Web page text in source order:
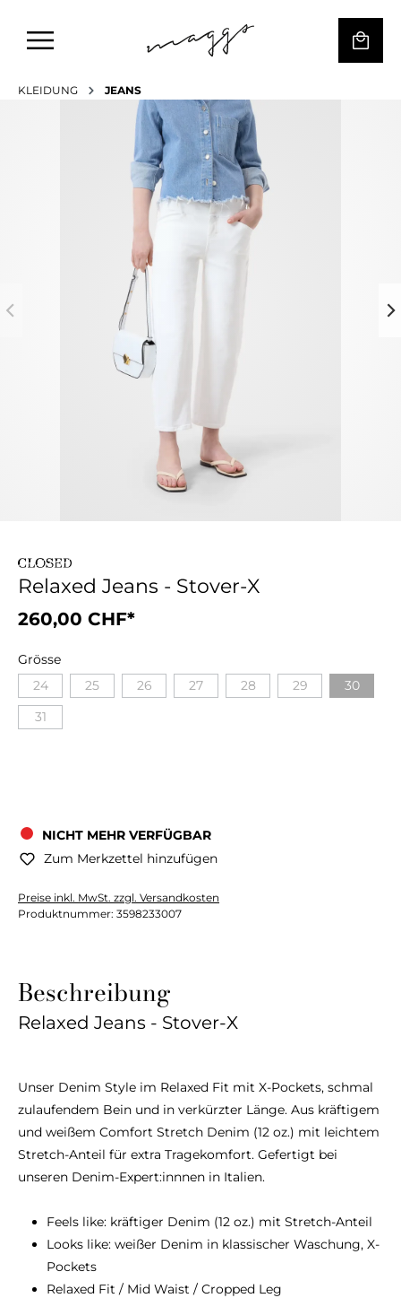
KLEIDUNG JEANS
Relaxed Jeans - Stover-X
260,00 CHF*
Grösse
24
25 26 27 28 29
30
31
NICHT MEHR VERFÜGBAR
Zum Merkzettel hinzufügen
Preise inkl. MwSt. zzgl. Versandkosten
Produktnummer: 3598233007
Beschreibung
Relaxed Jeans - Stover-X
Unser Denim Style im Relaxed Fit mit X-Pockets, schmal
zulaufendem Bein und in verkürzter Länge. Aus kräftigem
und weißem Comfort Stretch Denim (12 oz.) mit leichtem
Stretch-Anteil für extra Tragekomfort. Gefertigt bei
unseren Denim-Expert:innnen in Italien.
Feels like: kräftiger Denim (12 oz.) mit Stretch-Anteil
Looks like: weißer Denim in klassischer Waschung, X-
Pockets
Relaxed Fit / Mid Waist / Cropped Leg